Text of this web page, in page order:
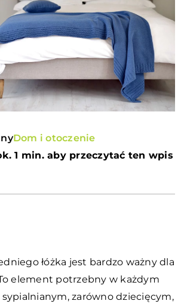
Dom i otoczenie
1 min. aby przeczytać ten wpis
łóżka jest bardzo ważny dla
element potrzebny w każdym
zarówno dziecięcym,